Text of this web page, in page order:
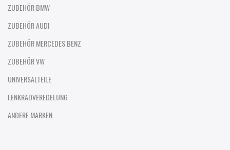
ZUBEHÖR BMW
ZUBEHÖR AUDI
ZUBEHÖR MERCEDES BENZ
ZUBEHÖR VW
UNIVERSALTEILE
LENKRADVEREDELUNG
ANDERE MARKEN